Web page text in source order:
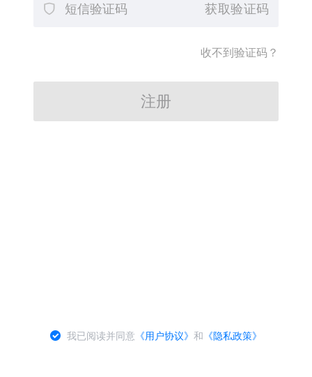
获取验证码
收不到验证码？
注册
我已阅读并同意 《用户协议》和 《隐私政策》